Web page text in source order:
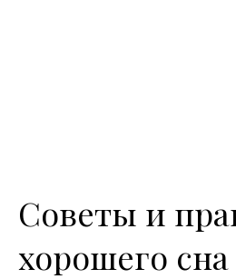
Советы и
хорошего сна